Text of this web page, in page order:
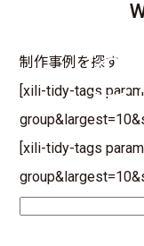
制作事例を探す
[xili-tidy-tags
[xili-tidy-tags